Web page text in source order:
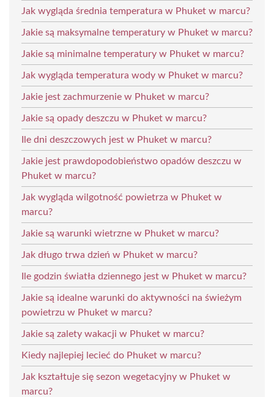
Jak wygląda średnia temperatura w Phuket w marcu?
Jakie są maksymalne temperatury w Phuket w marcu?
Jakie są minimalne temperatury w Phuket w marcu?
Jak wygląda temperatura wody w Phuket w marcu?
Jakie jest zachmurzenie w Phuket w marcu?
Jakie są opady deszczu w Phuket w marcu?
Ile dni deszczowych jest w Phuket w marcu?
Jakie jest prawdopodobieństwo opadów deszczu w
Phuket w marcu?
Jak wygląda wilgotność powietrza w Phuket w
marcu?
Jakie są warunki wietrzne w Phuket w marcu?
Jak długo trwa dzień w Phuket w marcu?
Ile godzin światła dziennego jest w Phuket w marcu?
Jakie są idealne warunki do aktywności na świeżym
powietrzu w Phuket w marcu?
Jakie są zalety wakacji w Phuket w marcu?
Kiedy najlepiej lecieć do Phuket w marcu?
Jak kształtuje się sezon wegetacyjny w Phuket w
marcu?